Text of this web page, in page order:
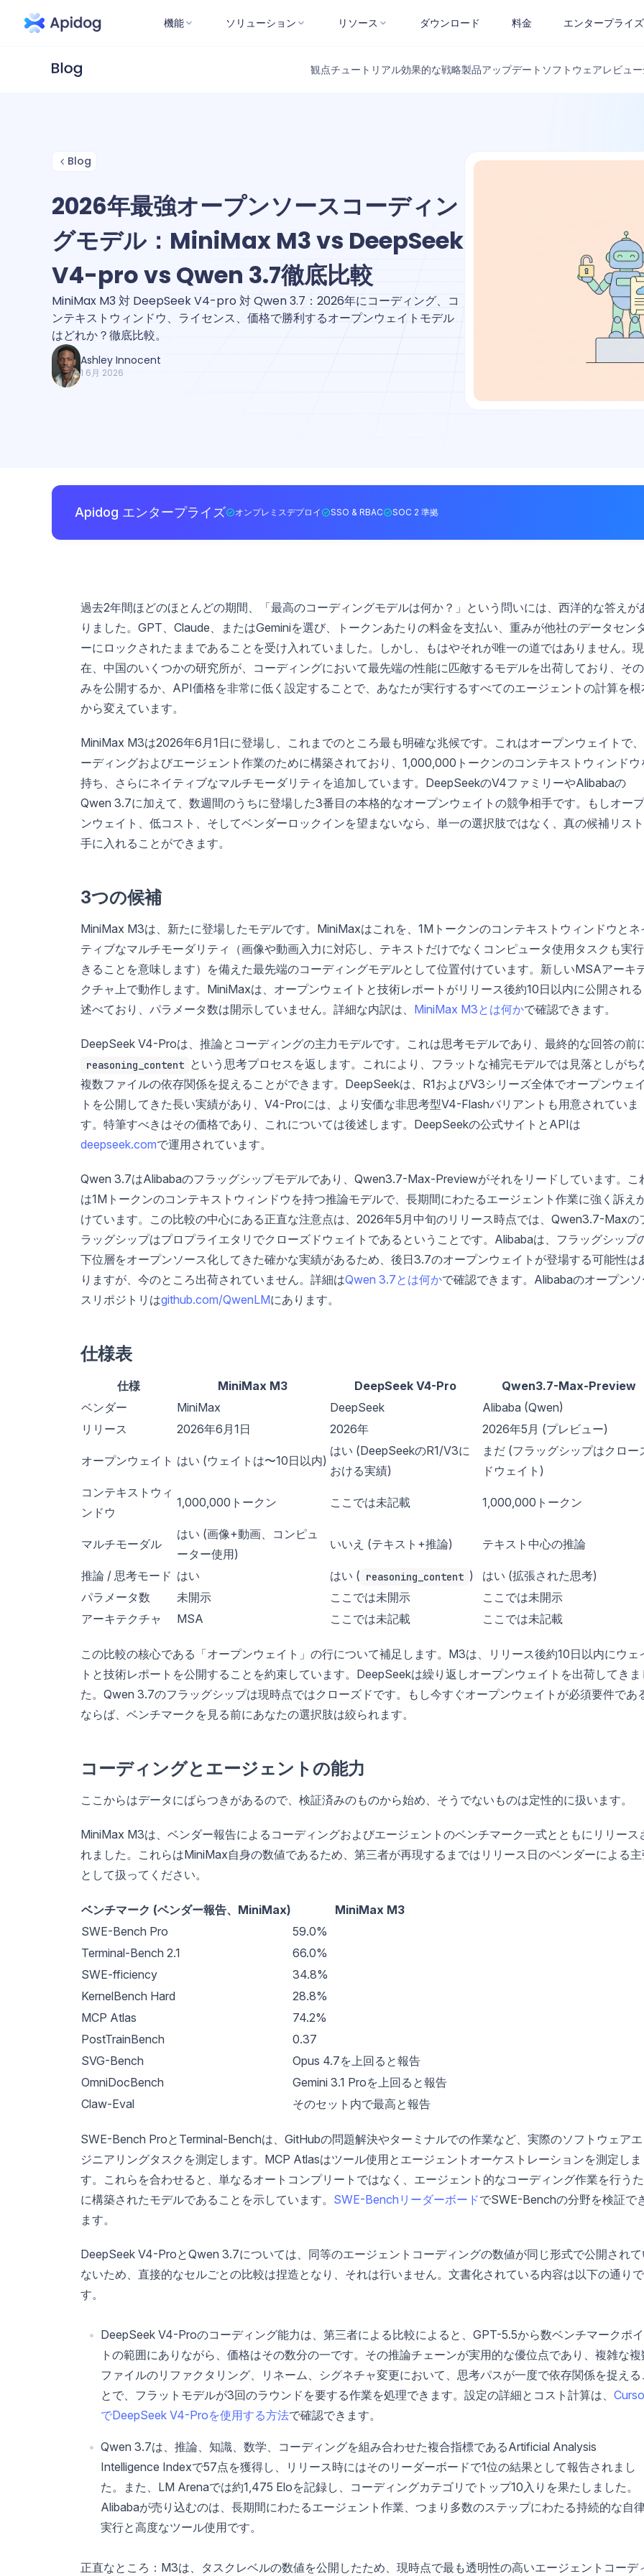
機能 ソリューション リソース ダウンロード 料金 エンタープライズ
観点チュートリアル効果的な戦略製品アップデート ソフトウェアレビュー
Blog
2026年最強オープンソースコーディン
グモデル：MiniMax M3 vs DeepSeek
V4-pro vs Qwen 3.7徹底比較
MiniMax M3 対 DeepSeek V4-pro 対 Qwen 3.7：2026年にコーディング、コ
ンテキストウィンドウ、ライセンス、価格で勝利するオープンウェイトモデル
はどれか？徹底比較。
Ashley Innocent
1 6月 2026
Apidog エンタープライズ オンプレミスデプロイ SSO & RBAC SOC 2 準拠
過去2年間ほどのほとんどの期間、「最高のコーディングモデルは何か？」という問いには、西洋的な答えが
りました。GPT、Claude、またはGeminiを選び、トークンあたりの料金を支払い、重みが他社のデータセン
ーにロックされたままであることを受け入れていました。しかし、もはやそれが唯一の道ではありません。現
在、中国のいくつかの研究所が、コーディングにおいて最先端の性能に匹敵するモデルを出荷しており、そ
みを公開するか、API価格を非常に低く設定することで、あなたが実行するすべてのエージェントの計算を根
から変えています。
MiniMax M3は2026年6月1日に登場し、これまでのところ最も明確な兆候です。これはオープンウェイトで
ーディングおよびエージェント作業のために構築されており、1,000,000トークンのコンテキストウィンドウ
持ち、さらにネイティブなマルチモーダリティを追加しています。DeepSeekのV4ファミリーやAlibabaの
Qwen 3.7に加えて、数週間のうちに登場した3番目の本格的なオープンウェイトの競争相手です。もしオープ
ンウェイト、低コスト、そしてベンダーロックインを望まないなら、単一の選択肢ではなく、真の候補リス
手に入れることができます。
3つの候補
MiniMax M3は、新たに登場したモデルです。MiniMaxはこれを、1Mトークンのコンテキストウィンドウとネ
ティブなマルチモーダリティ（画像や動画入力に対応し、テキストだけでなくコンピュータ使用タスクも実
きることを意味します）を備えた最先端のコーディングモデルとして位置付けています。新しいMSAアーキ
クチャ上で動作します。MiniMaxは、オープンウェイトと技術レポートがリリース後約10日以内に公開され
述べており、パラメータ数は開示していません。詳細な内訳は、 MiniMax M3とは何かで確認できます。
DeepSeek V4-Proは、推論とコーディングの主力モデルです。これは思考モデルであり、最終的な回答の前
reasoning_content という思考プロセスを返します。これにより、フラットな補完モデルでは見落としがち
複数ファイルの依存関係を捉えることができます。DeepSeekは、R1およびV3シリーズ全体でオープンウェ
トを公開してきた長い実績があり、V4-Proには、より安価な非思考型V4-Flashバリアントも用意されていま
す。特筆すべきはその価格であり、これについては後述します。DeepSeekの公式サイトとAPIは
deepseek.comで運用されています。
Qwen 3.7はAlibabaのフラッグシップモデルであり、Qwen3.7-Max-Previewがそれをリードしています。こ
は1Mトークンのコンテキストウィンドウを持つ推論モデルで、長期間にわたるエージェント作業に強く訴え
けています。この比較の中心にある正直な注意点は、2026年5月中旬のリリース時点では、Qwen3.7-Maxの
ラッグシップはプロプライエタリでクローズドウェイトであるということです。Alibabaは、フラッグシップ
下位層をオープンソース化してきた確かな実績があるため、後日3.7のオープンウェイトが登場する可能性は
りますが、今のところ出荷されていません。詳細はQwen 3.7とは何かで確認できます。Alibabaのオープン
スリポジトリはgithub.com/QwenLMにあります。
仕様表
仕様 MiniMax M3 DeepSeek V4-Pro
Qwen3.7-Max-Preview
ベンダー
MiniMax DeepSeek
Alibaba (Qwen)
リリース
2026年6月1日 2026年 2026年5月 (プレビュー)
オープンウェイト はい (ウェイトは〜10日以内)
はい (DeepSeekのR1/V3に
おける実績)
まだ (フラッグシップはクロー
ドウェイト)
コンテキストウィ
ンドウ
1,000,000トークン ここでは未記載 1,000,000トークン
マルチモーダル
はい (画像+動画、コンピュ
ーター使用)
いいえ (テキスト+推論) テキスト中心の推論
推論 / 思考モード はい はい ( reasoning_content )
はい (拡張された思考)
パラメータ数
未開示 ここでは未開示
ここでは未開示
アーキテクチャ
MSA ここでは未記載 ここでは未記載
この比較の核心である「オープンウェイト」の行について補足します。M3は、リリース後約10日以内にウェ
トと技術レポートを公開することを約束しています。DeepSeekは繰り返しオープンウェイトを出荷してきま
た。Qwen 3.7のフラッグシップは現時点ではクローズドです。もし今すぐオープンウェイトが必須要件であ
ならば、ベンチマークを見る前にあなたの選択肢は絞られます。
コーディングとエージェントの能力
ここからはデータにばらつきがあるので、検証済みのものから始め、そうでないものは定性的に扱います。
MiniMax M3は、ベンダー報告によるコーディングおよびエージェントのベンチマーク一式とともにリリース
れました。これらはMiniMax自身の数値であるため、第三者が再現するまではリリース日のベンダーによる
として扱ってください。
ベンチマーク (ベンダー報告、MiniMax)
MiniMax M3
SWE-Bench Pro
59.0%
Terminal-Bench 2.1
66.0%
SWE-fficiency
34.8%
KernelBench Hard
28.8%
MCP Atlas
74.2%
PostTrainBench
0.37
SVG-Bench
Opus 4.7を上回ると報告
OmniDocBench
Gemini 3.1 Proを上回ると報告
Claw-Eval
そのセット内で最高と報告
SWE-Bench ProとTerminal-Benchは、GitHubの問題解決やターミナルでの作業など、実際のソフトウェア
ジニアリングタスクを測定します。MCP Atlasはツール使用とエージェントオーケストレーションを測定しま
す。これらを合わせると、単なるオートコンプリートではなく、エージェント的なコーディング作業を行う
に構築されたモデルであることを示しています。 SWE-BenchリーダーボードでSWE-Benchの分野を検証で
ます。
DeepSeek V4-ProとQwen 3.7については、同等のエージェントコーディングの数値が同じ形式で公開され
ないため、直接的なセルごとの比較は捏造となり、それは行いません。文書化されている内容は以下の通りで
す。
DeepSeek V4-Proのコーディング能力は、第三者による比較によると、GPT-5.5から数ベンチマークポ
トの範囲にありながら、価格はその数分の一です。その推論チェーンが実用的な優位点であり、複雑な複
ファイルのリファクタリング、リネーム、シグネチャ変更において、思考パスが一度で依存関係を捉える
とで、フラットモデルが3回のラウンドを要する作業を処理できます。設定の詳細とコスト計算は、
でDeepSeek V4-Proを使用する方法で確認できます。
Qwen 3.7は、推論、知識、数学、コーディングを組み合わせた複合指標であるArtificial Analysis
Intelligence Indexで57点を獲得し、リリース時にはそのリーダーボードで1位の結果として報告されまし
た。また、LM Arenaでは約1,475 Eloを記録し、コーディングカテゴリでトップ10入りを果たしました。
Alibabaが売り込むのは、長期間にわたるエージェント作業、つまり多数のステップにわたる持続的な自
実行と高度なツール使用です。
正直なところ：M3は、タスクレベルの数値を公開したため、現時点で最も透明性の高いエージェントコーデ